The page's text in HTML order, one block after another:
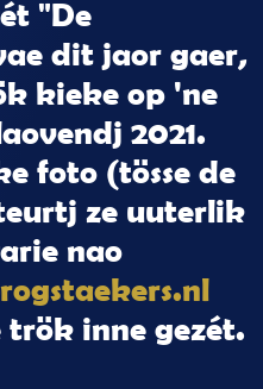
"De
dit jaor gaer,
kieke op 'ne
2021.
foto (tösse de
ze uuterlik
nao
inne gezét.